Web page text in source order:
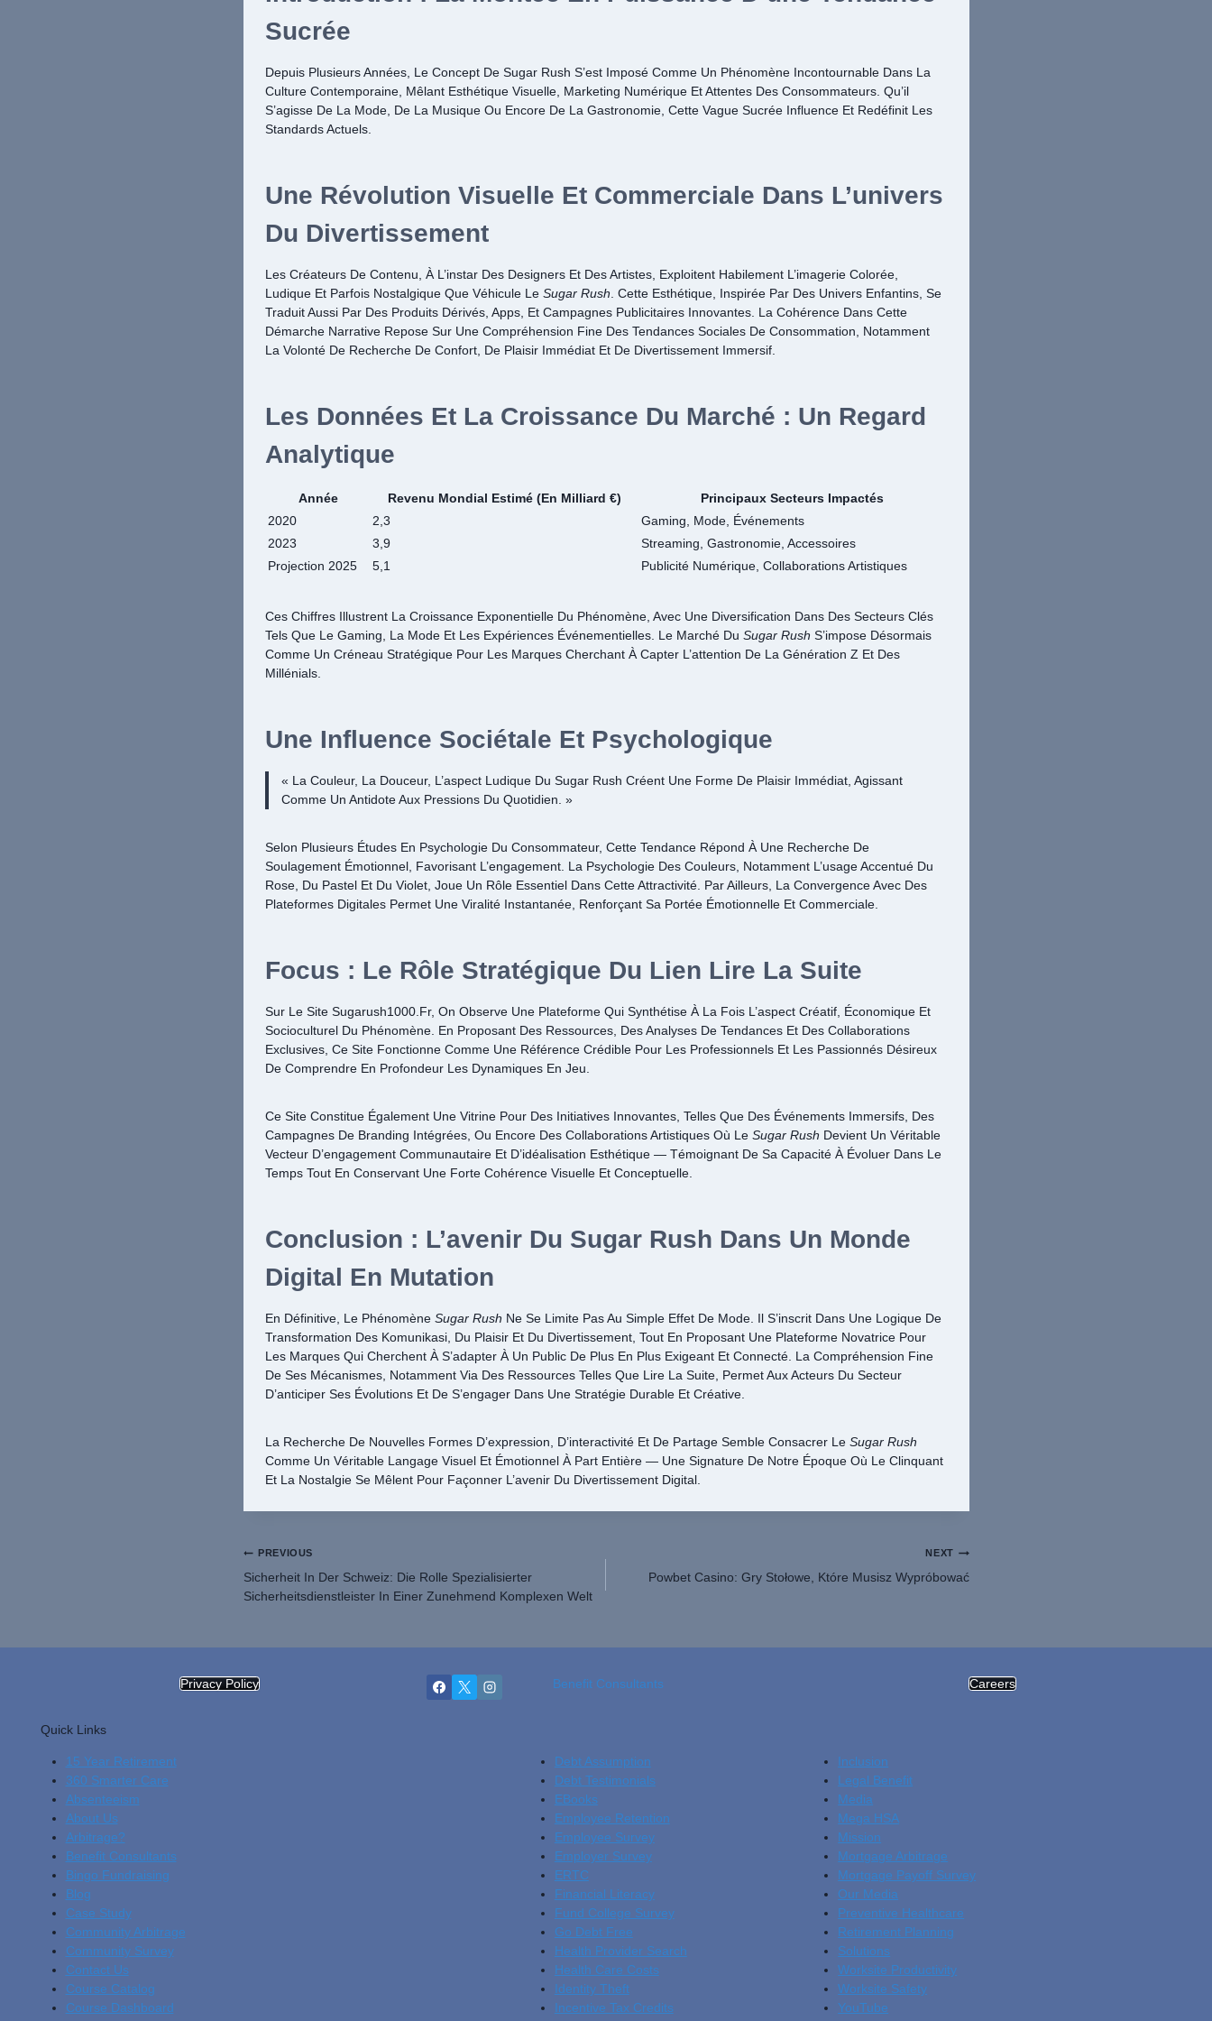
Sucrée
Depuis Plusieurs Années, Le Concept De Sugar Rush S’est Imposé Comme Un Phénomène Incontournable Dans La
Culture Contemporaine, Mêlant Esthétique Visuelle, Marketing Numérique Et Attentes Des Consommateurs. Qu’il
S’agisse De La Mode, De La Musique Ou Encore De La Gastronomie, Cette Vague Sucrée Influence Et Redéfinit Les
Standards Actuels.
Une Révolution Visuelle Et Commerciale Dans L’univers
Du Divertissement
Les Créateurs De Contenu, À L’instar Des Designers Et Des Artistes, Exploitent Habilement L’imagerie Colorée,
Ludique Et Parfois Nostalgique Que Véhicule Le Sugar Rush. Cette Esthétique, Inspirée Par Des Univers Enfantins, Se
Traduit Aussi Par Des Produits Dérivés, Apps, Et Campagnes Publicitaires Innovantes. La Cohérence Dans Cette
Démarche Narrative Repose Sur Une Compréhension Fine Des Tendances Sociales De Consommation, Notamment
La Volonté De Recherche De Confort, De Plaisir Immédiat Et De Divertissement Immersif.
Les Données Et La Croissance Du Marché : Un Regard
Analytique
Année Revenu Mondial Estimé (en Milliard €)
Principaux Secteurs Impactés
2020
2,3
Gaming, Mode, Événements
2023
3,9
Streaming, Gastronomie, Accessoires
Projection 2025
5,1 Publicité Numérique, Collaborations Artistiques
Ces Chiffres Illustrent La Croissance Exponentielle Du Phénomène, Avec Une Diversification Dans Des Secteurs Clés
Tels Que Le Gaming, La Mode Et Les Expériences Événementielles. Le Marché Du Sugar Rush S’impose Désormais
Comme Un Créneau Stratégique Pour Les Marques Cherchant À Capter L’attention De La Génération Z Et Des
Millénials.
Une Influence Sociétale Et Psychologique
« La Couleur, La Douceur, L’aspect Ludique Du Sugar Rush Créent Une Forme De Plaisir Immédiat, Agissant
Comme Un Antidote Aux Pressions Du Quotidien. »
Selon Plusieurs Études En Psychologie Du Consommateur, Cette Tendance Répond À Une Recherche De
Soulagement Émotionnel, Favorisant L’engagement. La Psychologie Des Couleurs, Notamment L’usage Accentué Du
Rose, Du Pastel Et Du Violet, Joue Un Rôle Essentiel Dans Cette Attractivité. Par Ailleurs, La Convergence Avec Des
Plateformes Digitales Permet Une Viralité Instantanée, Renforçant Sa Portée Émotionnelle Et Commerciale.
Focus : Le Rôle Stratégique Du Lien Lire La Suite
Sur Le Site Sugarush1000.fr, On Observe Une Plateforme Qui Synthétise À La Fois L’aspect Créatif, Économique Et
Socioculturel Du Phénomène. En Proposant Des Ressources, Des Analyses De Tendances Et Des Collaborations
Exclusives, Ce Site Fonctionne Comme Une Référence Crédible Pour Les Professionnels Et Les Passionnés Désireux
De Comprendre En Profondeur Les Dynamiques En Jeu.
Ce Site Constitue Également Une Vitrine Pour Des Initiatives Innovantes, Telles Que Des Événements Immersifs, Des
Campagnes De Branding Intégrées, Ou Encore Des Collaborations Artistiques Où Le Sugar Rush Devient Un Véritable
Vecteur D’engagement Communautaire Et D’idéalisation Esthétique — Témoignant De Sa Capacité À Évoluer Dans Le
Temps Tout En Conservant Une Forte Cohérence Visuelle Et Conceptuelle.
Conclusion : L’avenir Du Sugar Rush Dans Un Monde
Digital En Mutation
En Définitive, Le Phénomène Sugar Rush Ne Se Limite Pas Au Simple Effet De Mode. Il S’inscrit Dans Une Logique De
Transformation Des Komunikasi, Du Plaisir Et Du Divertissement, Tout En Proposant Une Plateforme Novatrice Pour
Les Marques Qui Cherchent À S’adapter À Un Public De Plus En Plus Exigeant Et Connecté. La Compréhension Fine
De Ses Mécanismes, Notamment Via Des Ressources Telles Que Lire La Suite, Permet Aux Acteurs Du Secteur
D’anticiper Ses Évolutions Et De S’engager Dans Une Stratégie Durable Et Créative.
La Recherche De Nouvelles Formes D’expression, D’interactivité Et De Partage Semble Consacrer Le Sugar Rush
Comme Un Véritable Langage Visuel Et Émotionnel À Part Entière — Une Signature De Notre Époque Où Le Clinquant
Et La Nostalgie Se Mêlent Pour Façonner L’avenir Du Divertissement Digital.
Post
Navigation
PREVIOUS
Sicherheit In Der Schweiz: Die Rolle Spezialisierter
Sicherheitsdienstleister In Einer Zunehmend Komplexen Welt
NEXT
Powbet Casino: Gry Stołowe, Które Musisz Wypróbować
Privacy Policy
Quick Links
15 Year Retirement
360 Smarter Care
Absenteeism
About Us
Arbitrage?
Benefit Consultants
Bingo Fundraising
Blog
CasE Study
Community Arbitrage
Community Survey
Contact Us
Course Catalog
Course Dashboard
Benefit Consultants
Debt Assumption
Debt Testimonials
EBooks
Employee Retention
Employee Survey
Employer Survey
ERTC
Financial Literacy
Fund College Survey
Go Debt Free
Health Provider Search
Health Care Costs
Identity Theft
Incentive Tax Credits
Careers
Inclusion
Legal Benefit
Media
Mega HSA
Mission
Mortgage Arbitrage
Mortgage Payoff Survey
Our Media
Preventive Healthcare
Retirement Planning
Solutions
Worksite Productivity
Worksite Safety
YouTube